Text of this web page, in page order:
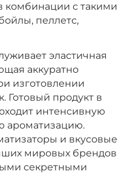
комбинации с такими
пеллетс,
эластичная
аккуратно
изготовлении
Готовый продукт в
интенсивную
ароматизацию.
и вкусовые
мировых брендов
секретными